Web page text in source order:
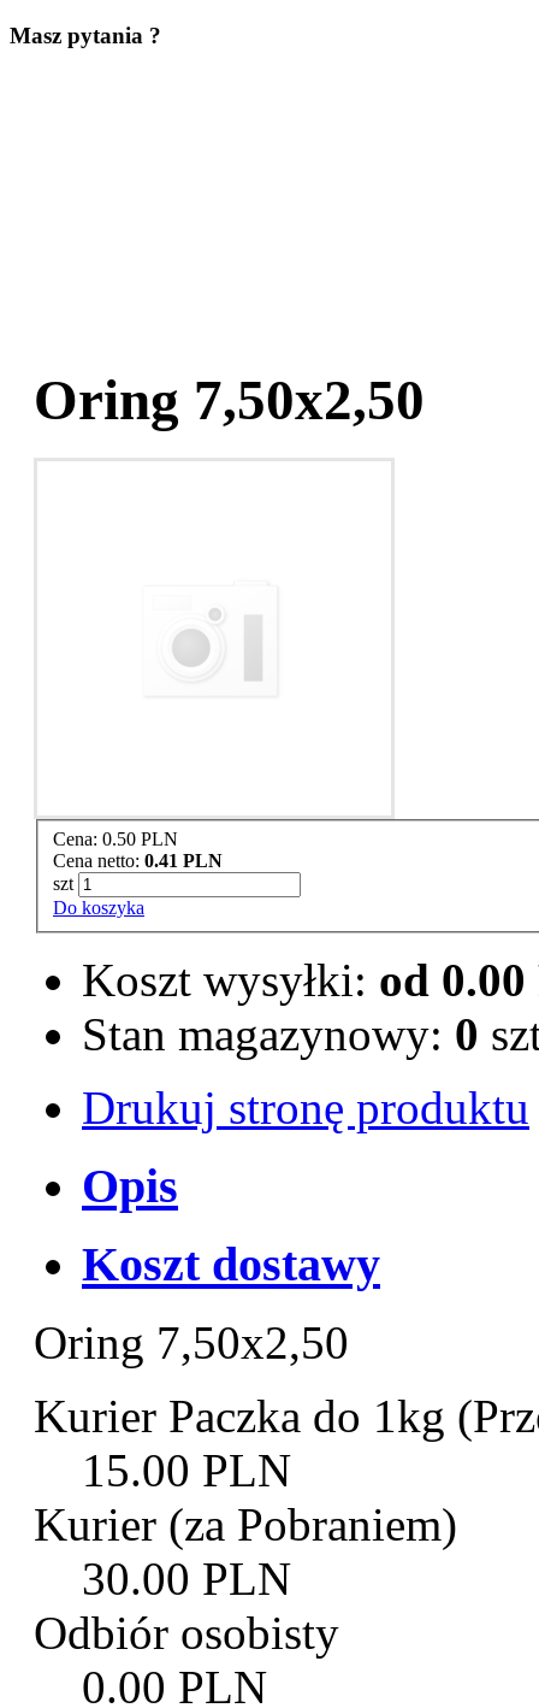
Masz pytania ?
Oring 7,50x2,50
Cena: 0.50 PLN
Cena netto: 0.41 PLN
szt
Do koszyka
Koszt wysyłki: od
Stan magazynowy: 0
Drukuj stronę produktu
Opis
Koszt dostawy
Oring 7,50x2,50
Kurier Paczka do 1kg
15.00 PLN
Kurier (za Pobraniem)
30.00 PLN
Odbiór osobisty
0.00 PLN